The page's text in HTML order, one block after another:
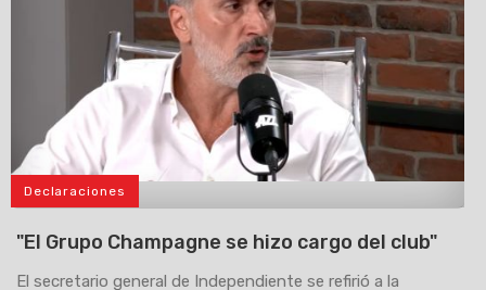
Declaraciones
"El Grupo Champagne se hizo cargo del club"
El secretario general de Independiente se refirió a la